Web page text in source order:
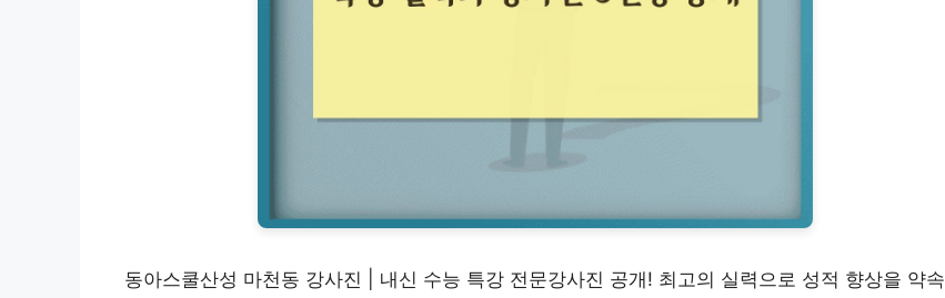
동아스쿨산성 마천동 강사진 | 내신 수능 특강 전문강사진 공개! 최고의 실력으로 성적 향상을 약속